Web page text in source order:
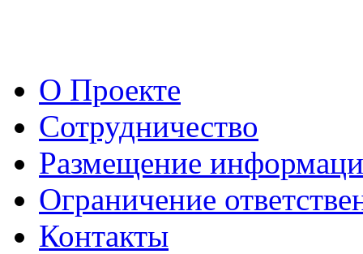
О Проекте
Сотрудничество
Размещение
Ограничение
Контакты